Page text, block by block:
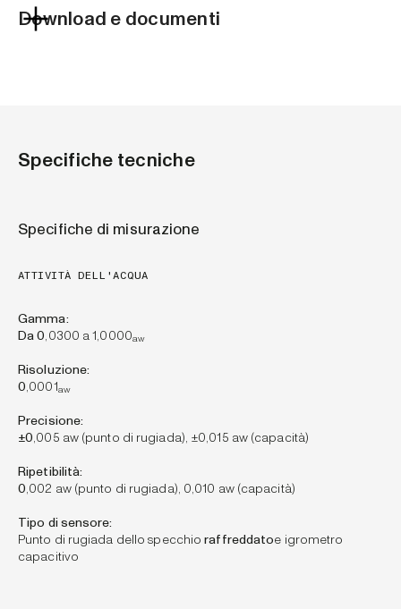
Download e documenti
Specifiche tecniche
Specifiche di misurazione
ATTIVITÀ DELL'ACQUA
Gamma:
Da 0,0300 a 1,0000aw
Risoluzione:
0,0001aw
Precisione:
±0,005 aw (punto di rugiada), ±0,015 aw (capacità)
Ripetibilità:
0,002 aw (punto di rugiada), 0,010 aw (capacità)
Tipo di sensore:
Punto di rugiada dello specchioraffreddatoe igrometro
capacitivo